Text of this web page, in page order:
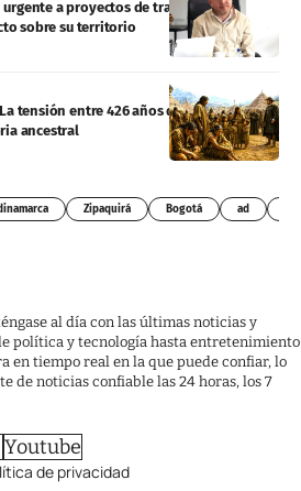
a proyectos de transmisión
sobre su territorio
tensión entre 426 años de fundación
ancestral
Zipaquirá Bogotá ad
al día con las últimas noticias y
política y tecnología hasta entretenimiento
en tiempo real en la que puede confiar, lo
de noticias confiable las 24 horas, los 7
Youtube
de privacidad